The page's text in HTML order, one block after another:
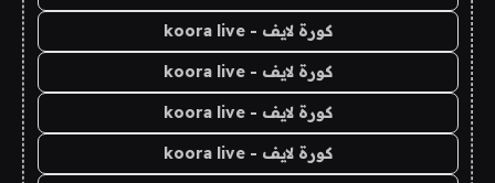
كورة لايف - koora live
كورة لايف - koora live
كورة لايف - koora live
كورة لايف - koora live